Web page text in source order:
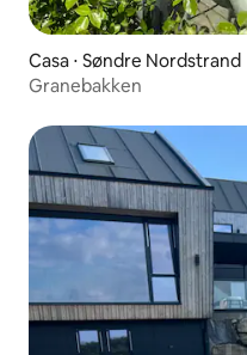
Casa ⋅ Søndre Nordstrand
Granebakken